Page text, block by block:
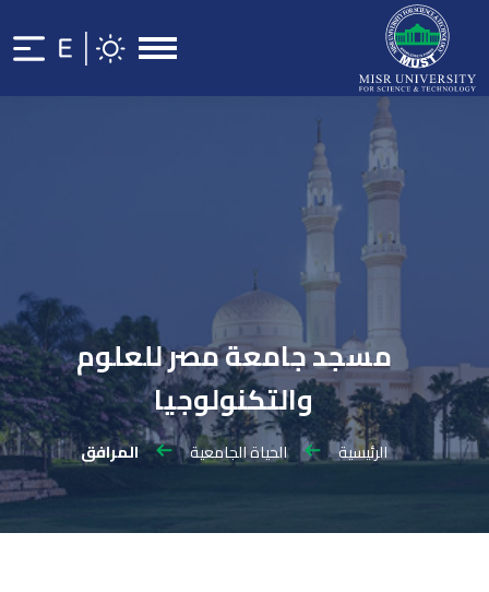
مسجد جامعة مصر للعلوم
والتكنولوجيا
الرئيسية الحياة الجامعية المرافق